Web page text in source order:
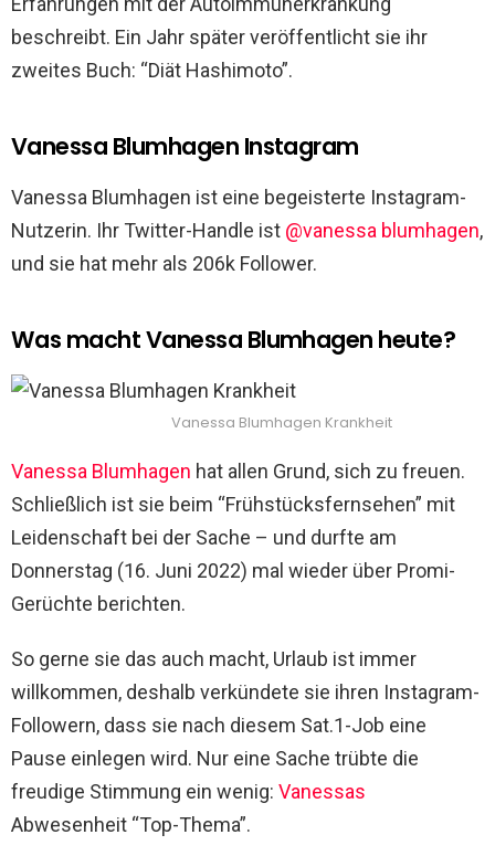
beschreibt. Ein Jahr später veröffentlicht sie ihr
zweites Buch: “Diät Hashimoto”.
Vanessa Blumhagen Instagram
Vanessa Blumhagen ist eine begeisterte Instagram-
Nutzerin. Ihr Twitter-Handle ist @vanessa blumhagen,
und sie hat mehr als 206k Follower.
Was macht Vanessa Blumhagen heute?
Vanessa Blumhagen Krankheit
Vanessa Blumhagen hat allen Grund, sich zu freuen.
Schließlich ist sie beim “Frühstücksfernsehen” mit
Leidenschaft bei der Sache – und durfte am
Donnerstag (16. Juni 2022) mal wieder über Promi-
Gerüchte berichten.
So gerne sie das auch macht, Urlaub ist immer
willkommen, deshalb verkündete sie ihren Instagram-
Followern, dass sie nach diesem Sat.1-Job eine
Pause einlegen wird. Nur eine Sache trübte die
freudige Stimmung ein wenig: Vanessas
Abwesenheit “Top-Thema”.